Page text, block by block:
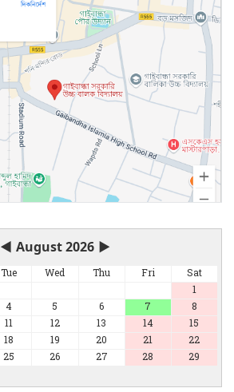
◀ August 2026 ▶
Tue Wed Thu Fri
Sat
1
4 5 6 7
8
11 12 13 14
15
18 19 20 21
22
25 26 27 28
29